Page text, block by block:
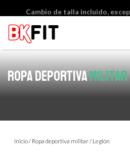
Cambio de talla incluido,
ROPA DEPORTIVAMILITAR
Inicio/ Ropa deportiva militar/ Legión